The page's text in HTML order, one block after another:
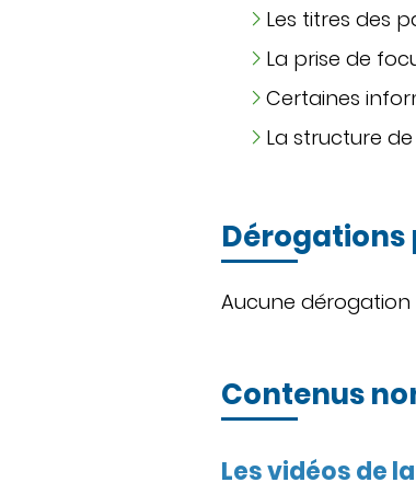
Les titres des
La prise de
Certaines
La structure
Aucune dérogation
Contenus
Les vidéos de